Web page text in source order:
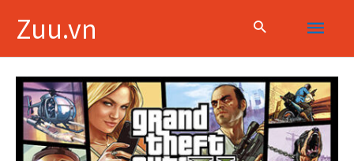
Zuu.vn
Main
Menu